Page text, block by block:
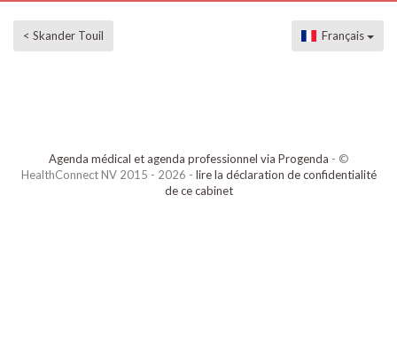
< Skander Touil Français
Agenda médical et agenda professionnel via Progenda - ©
HealthConnect NV 2015 - 2026 - lire la déclaration de confidentialité
de ce cabinet